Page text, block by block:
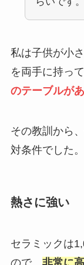
私は子供が小
を両手に持っ
のテーブルが
その教訓から
対条件でした。
熱さに強い
セラミックは
ので、 非常に